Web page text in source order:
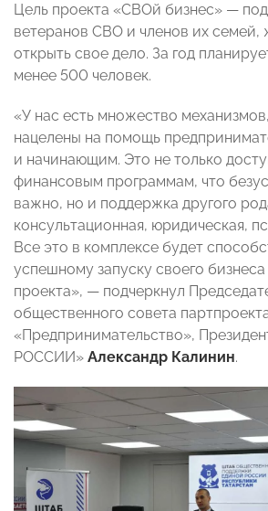
Цель проекта «СВОй бизнес» —
ветеранов СВО и членов их
открыть свое дело. За год
менее 500 человек.
«У нас есть множество
нацелены на помощь
и начинающим. Это не только
финансовым программам, что
важно, но и поддержка другого
консультационная, юридическая,
Все это в комплексе будет
успешному запуску своего
проекта», — подчеркнул
общественного совета
«Предпринимательство»,
РОССИИ» Александр Калинин.